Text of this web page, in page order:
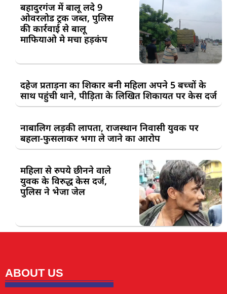
बहादुरगंज में बालू लदे 9
ओवरलोड ट्रक जब्त, पुलिस
की कार्रवाई से बालू
माफियाओ मे मचा हड़कंप
दहेज प्रताड़ना का शिकार बनी महिला अपने 5 बच्चों के
साथ पहुंची थाने, पीड़िता के लिखित शिकायत पर केस दर्ज
नाबालिग लड़की लापता, राजस्थान निवासी युवक पर
बहला-फुसलाकर भगा ले जाने का आरोप
महिला से रुपये छीनने वाले
युवक के विरुद्ध केस दर्ज,
पुलिस ने भेजा जेल
ABOUT US